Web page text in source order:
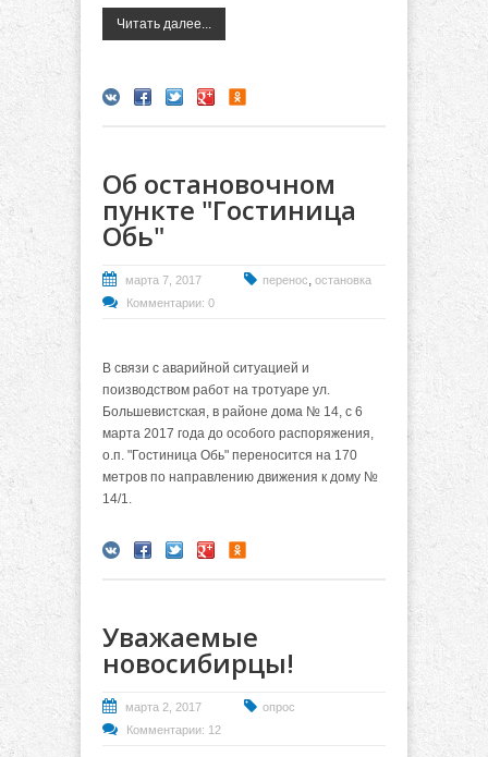
Читать далее...
Об остановочном
пункте "Гостиница
Обь"
марта 7, 2017 перенос, остановка
Комментарии: 0
В связи с аварийной ситуацией и
поизводством работ на тротуаре ул.
Большевистская, в районе дома № 14, с 6
марта 2017 года до особого распоряжения,
о.п. "Гостиница Обь" переносится на 170
метров по направлению движения к дому №
14/1.
Уважаемые
новосибирцы!
марта 2, 2017
опрос
Комментарии: 12